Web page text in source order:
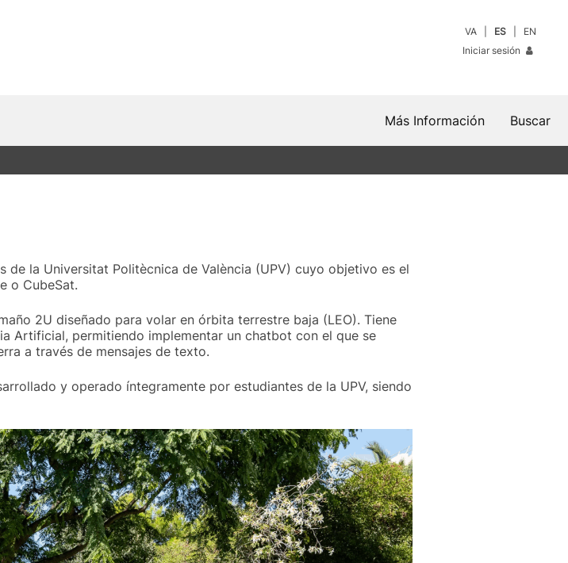
VA ES
EN
Iniciar sesión
Buscar
Más Información
la Universitat Politècnica de València (UPV) cuyo objetivo es el
o CubeSat.
2U diseñado para volar en órbita terrestre baja (LEO). Tiene
Artificial, permitiendo implementar un chatbot con el que se
a través de mensajes de texto.
y operado íntegramente por estudiantes de la UPV, siendo